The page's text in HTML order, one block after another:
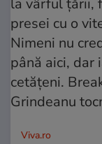
Viva.ro